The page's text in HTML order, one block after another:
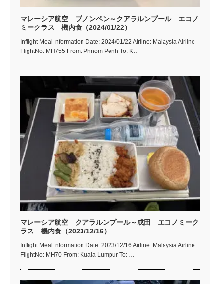
マレーシア航空 プノンペン～クアラルンプール エコノ
ミークラス 機内食（2024/01/22）
Inflight Meal Information Date: 2024/01/22 Airline: Malaysia Airline
FlightNo: MH755 From: Phnom Penh To: K…
マレーシア航空 クアラルンプール～成田 エコノミーク
ラス 機内食（2023/12/16）
Inflight Meal Information Date: 2023/12/16 Airline: Malaysia Airline
FlightNo: MH70 From: Kuala Lumpur To: …